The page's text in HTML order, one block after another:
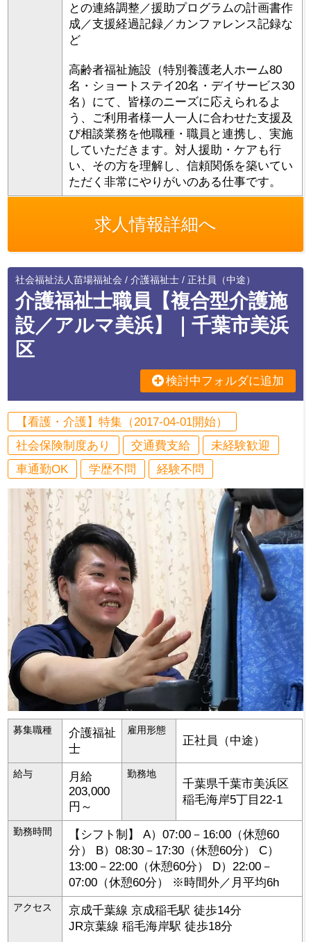
との連絡調整／援助プログラムの計画書作
成／支援経過記録／カンファレンス記録な
ど
高齢者福祉施設（特別養護老人ホーム80
名・ショートステイ20名・デイサービス30
名）にて、皆様のニーズに応えられるよ
う、ご利用者様一人一人に合わせた支援及
び相談業務を他職種・職員と連携し、実施
していただきます。対人援助・ケアも行
い、その方を理解し、信頼関係を築いてい
ただく非常にやりがいのある仕事です。
求人情報詳細へ
社会福祉法人苗場福祉会 / 介護福祉士 / 正社員（中途）
介護福祉士職員【複合型介護施
設／アルマ美浜】｜千葉市美浜
区
検討中フォルダに追加
【看護・介護】特集（2017-04-01開始）
社会保険制度あり
交通費支給
未経験歓迎
車通勤OK
学歴不問 経験不問
募集職種
介護福祉
士
雇用形態
正社員（中途）
給与
月給
203,000
円～
勤務地
千葉県千葉市美浜区
稲毛海岸5丁目22-1
勤務時間
【シフト制】 A）07:00－16:00（休憩60
分） B）08:30－17:30（休憩60分） C）
13:00－22:00（休憩60分） D）22:00－
07:00（休憩60分） ※時間外／月平均6h
アクセス
京成千葉線 京成稲毛駅 徒歩14分
JR京葉線 稲毛海岸駅 徒歩18分